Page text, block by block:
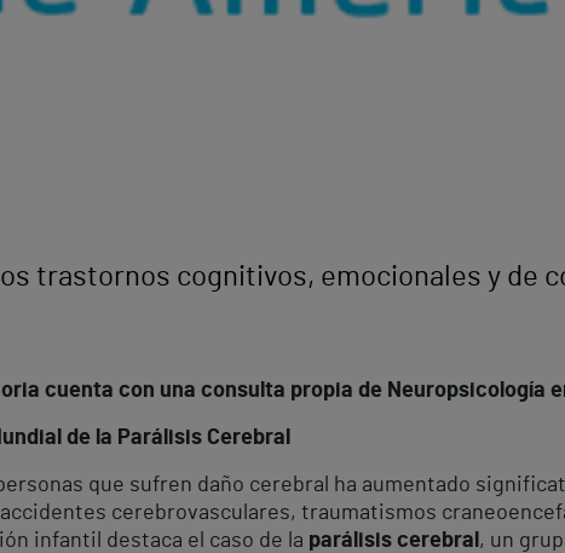
trastornos cognitivos, emocionales y de
cuenta con una consulta propia de Neuropsicología
de la Parálisis Cerebral
que sufren daño cerebral ha aumentado
cerebrovasculares, traumatismos
infantil destaca el caso de la parálisis cerebral , un